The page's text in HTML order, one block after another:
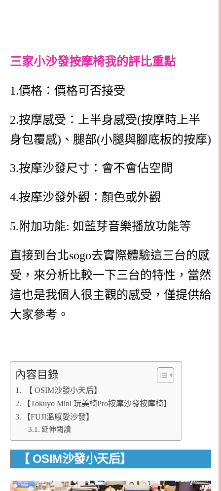
三家小沙發按摩椅我的評比重點
1.價格：價格可否接受
2.按摩感受：上半身感受(按摩時上半
身包覆感)、腿部(小腿與腳底板的按摩)
3.按摩沙發尺寸：會不會佔空間
4.按摩沙發外觀：顏色或外觀
5.附加功能: 如藍芽音樂播放功能等
直接到台北sogo去實際體驗這三台的感
受，來分析比較一下三台的特性，當然
這也是我個人很主觀的感受，僅提供給
大家參考。
內容目錄
【 OSIM沙發小天后】
【Tokuyo Mini 玩美椅Pro按摩沙發按摩椅】
【FUJI溫感愛沙發】
延伸閱讀
【 OSIM沙發小天后】